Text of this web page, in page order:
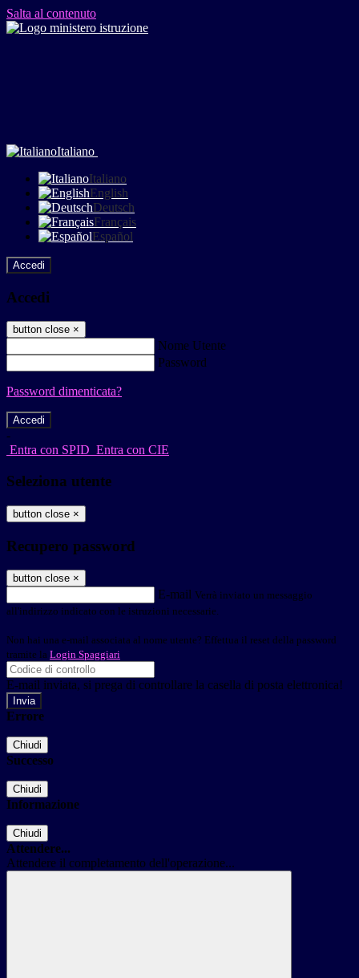
Salta al contenuto
Italiano
Italiano
English
Deutsch
Français
Español
Accedi
Accedi
button close ×
Nome Utente
Password
Password dimenticata?
-
Entra con SPID Entra con CIE
Seleziona utente
button close ×
Recupero password
button close ×
E-mail Verrà inviato un messaggio
all'indirizzo indicato con le istruzioni necessarie.
Non hai una e-mail associata al nome utente? Effettua il reset della password
tramite la Login Spaggiari
E-mail inviata, si prega di controllare la casella di posta elettronica!
Errore
Chiudi
Successo
Chiudi
Informazione
Chiudi
Attendere...
Attendere il completamento dell'operazione...